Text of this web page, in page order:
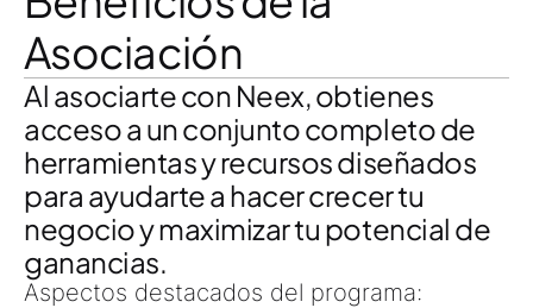
Asociación
Al asociarte con Neex, obtienes
acceso a un conjunto completo de
herramientas y recursos diseñados
para ayudarte a hacer crecer tu
negocio y maximizar tu potencial de
ganancias.
Aspectos destacados del programa: